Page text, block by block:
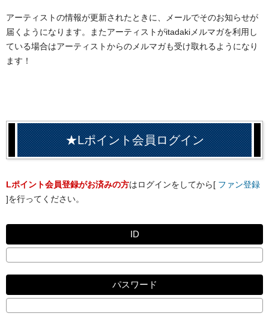
アーティストの情報が更新されたときに、メールでそのお知らせが
届くようになります。またアーティストがitadakiメルマガを利用し
ている場合はアーティストからのメルマガも受け取れるようになり
ます！
★Lポイント会員ログイン
Lポイント会員登録がお済みの方はログインをしてから[ ファン登録
]を行ってください。
ID
パスワード